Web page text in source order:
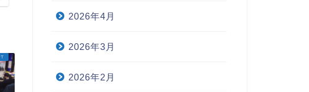
2026年4月
2026年3月
2026年2月